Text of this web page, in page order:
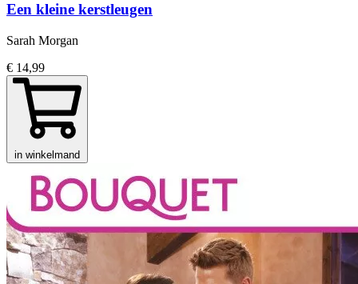
Een kleine kerstleugen
Sarah Morgan
€ 14,99
in winkelmand